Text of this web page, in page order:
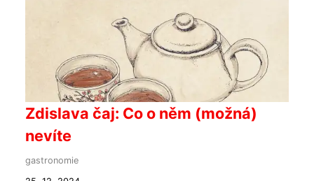
Zdislava čaj: Co o něm (možná)
nevíte
gastronomie